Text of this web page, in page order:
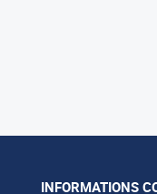
INFORMATIONS